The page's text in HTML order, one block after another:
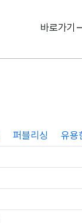
바로가기
퍼블리싱
유용